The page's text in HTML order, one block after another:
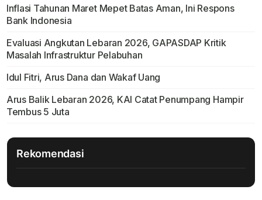
Inflasi Tahunan Maret Mepet Batas Aman, Ini Respons
Bank Indonesia
Evaluasi Angkutan Lebaran 2026, GAPASDAP Kritik
Masalah Infrastruktur Pelabuhan
Idul Fitri, Arus Dana dan Wakaf Uang
Arus Balik Lebaran 2026, KAI Catat Penumpang Hampir
Tembus 5 Juta
Rekomendasi